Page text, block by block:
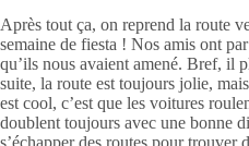
Après tout ça, on reprend la route
semaine de fiesta ! Nos amis ont
qu’ils nous avaient amené. Bref, il
suite, la route est toujours jolie,
est cool, c’est que les voitures
doublent toujours avec une bonne
s’échapper des routes pour trouver